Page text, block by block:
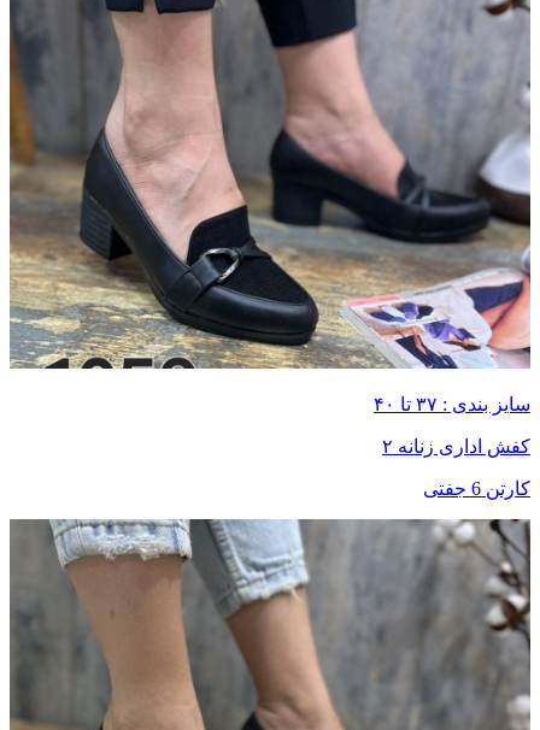
سایز بندی : ۳۷ تا ۴۰
کفش اداری زنانه ۲
کارتن 6 جفتی